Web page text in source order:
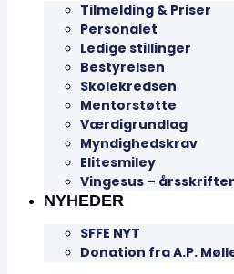
Tilmelding & Priser
Personalet
Ledige stillinger
Bestyrelsen
Skolekredsen
Mentorstøtte
Værdigrundlag
Myndighedskrav
Elitesmiley
Vingesus – årsskrifter
NYHEDER
SFFE NYT
Donation fra A.P.